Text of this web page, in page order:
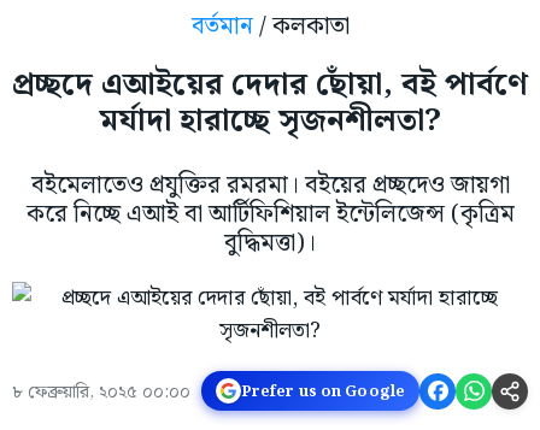
বর্তমান/ কলকাতা
প্রচ্ছদে এআইয়ের দেদার ছোঁয়া, বই পার্বণে
মর্যাদা হারাচ্ছে সৃজনশীলতা?
বইমেলাতেও প্রযুক্তির রমরমা। বইয়ের প্রচ্ছদেও জায়গা
করে নিচ্ছে এআই বা আর্টিফিশিয়াল ইন্টেলিজেন্স (কৃত্রিম
বুদ্ধিমত্তা)।
৮ ফেব্রুয়ারি, ২০২৫ ০০:০০ Prefer us on Google